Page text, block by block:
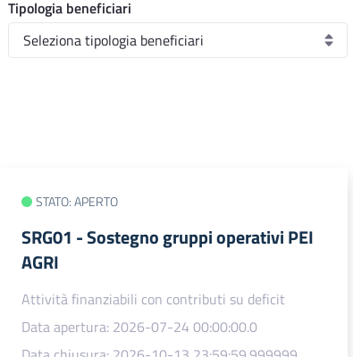
Tipologia beneficiari
STATO: APERTO
SRG01 - Sostegno gruppi operativi PEI
AGRI
Attività finanziabili con contributi su deficit
Data apertura: 2026-07-24 00:00:00.0